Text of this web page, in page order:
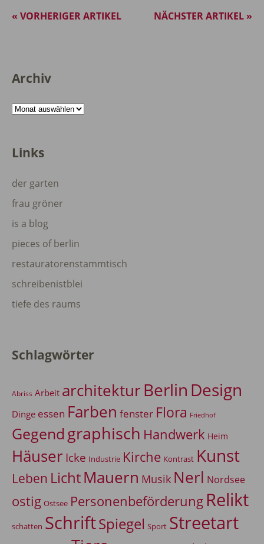
NÄCHSTER ARTIKEL »
« VORHERIGER ARTIKEL
Archiv
Archiv
Links
der garten
frau gröner
is a blog
pieces of berlin
restauratorenstammtisch
schreibenistblei
tiefe des raums
Schlagwörter
Abriss Arbeit architekturBerlin Design
Dinge essen Farben fenster Flora Friedhof
Gegendgraphisch Handwerk Heim
Häuser Icke Industrie Kirche Kontrast Kunst
Leben LichtMauern Musik Nerl Nordsee
ostig Ostsee Personenbeförderung Relikt
schatten SchriftSpiegel Sport Streetart